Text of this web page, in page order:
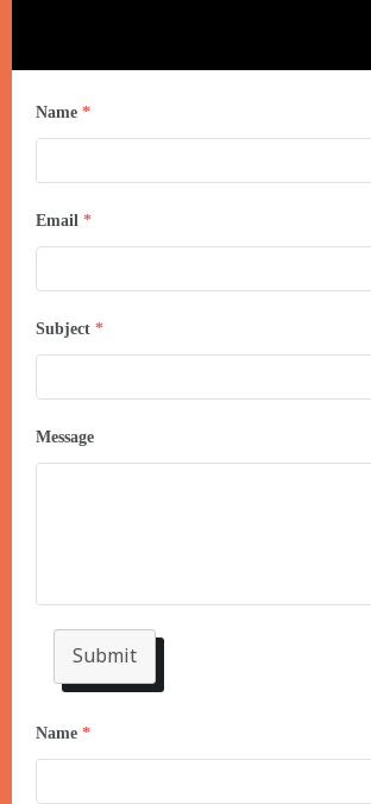
Name *
Email *
Subject *
Message
Submit
Name *